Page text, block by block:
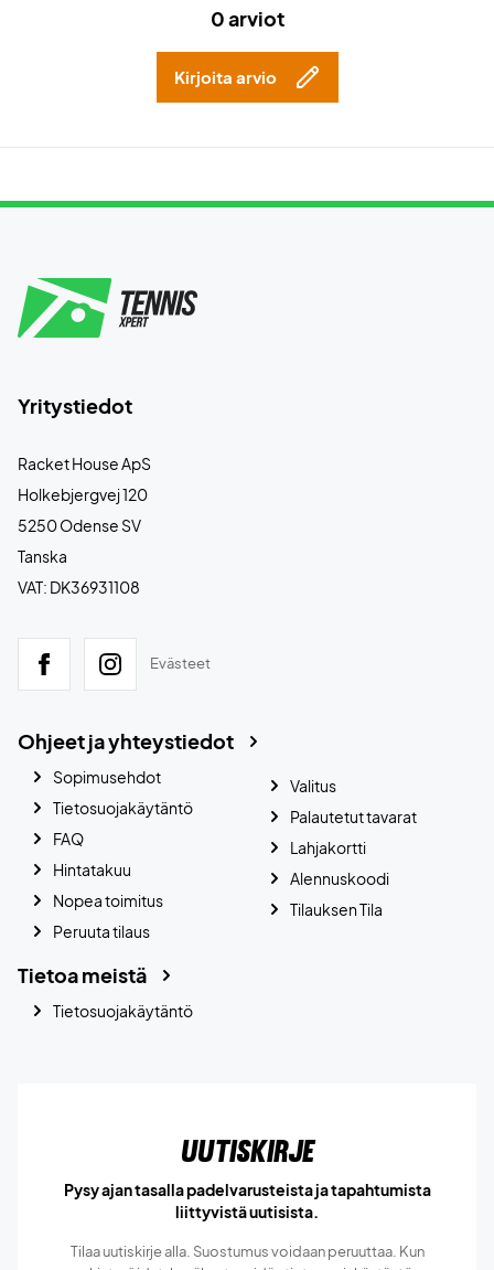
0 arviot
Kirjoita arvio
Yritystiedot
Racket House ApS
Holkebjergvej 120
5250 Odense SV
Tanska
VAT: DK36931108
Evästeet
Ohjeet ja yhteystiedot
Sopimusehdot
Tietosuojakäytäntö
FAQ
Hintatakuu
Nopea toimitus
Peruuta tilaus
Valitus
Palautetut tavarat
Lahjakortti
Alennuskoodi
Tilauksen Tila
Tietoa meistä
Tietosuojakäytäntö
Uutiskirje
Pysy ajan tasalla padelvarusteista ja tapahtumista
liittyvistä uutisista.
Tilaa uutiskirje alla. Suostumus voidaan peruuttaa. Kun